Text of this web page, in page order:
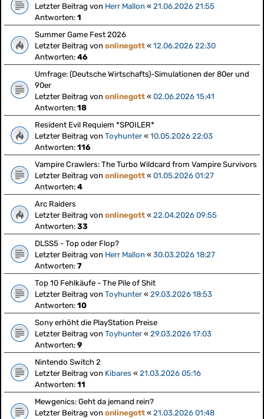
Letzter Beitrag von Herr Mallon « 21.06.2026 21:55
Antworten: 1
Summer Game Fest 2026
Letzter Beitrag von onlinegott « 12.06.2026 22:30
Antworten: 46
Umfrage: (Deutsche Wirtschafts)-Simulationen der 80er und
90er
Letzter Beitrag von onlinegott « 02.06.2026 15:41
Antworten: 18
Resident Evil Requiem *SPOILER*
Letzter Beitrag von Toyhunter « 10.05.2026 22:03
Antworten: 116
Vampire Crawlers: The Turbo Wildcard from Vampire Survivors
Letzter Beitrag von onlinegott « 01.05.2026 01:27
Antworten: 4
Arc Raiders
Letzter Beitrag von onlinegott « 22.04.2026 09:55
Antworten: 33
DLSS5 - Top oder Flop?
Letzter Beitrag von Herr Mallon « 30.03.2026 18:27
Antworten: 7
Top 10 Fehlkäufe - The Pile of Shit
Letzter Beitrag von Toyhunter « 29.03.2026 18:53
Antworten: 10
Sony erhöht die PlayStation Preise
Letzter Beitrag von Toyhunter « 29.03.2026 17:03
Antworten: 9
Nintendo Switch 2
Letzter Beitrag von Kibares « 21.03.2026 05:16
Antworten: 11
Mewgenics: Geht da jemand rein?
Letzter Beitrag von onlinegott « 21.03.2026 01:48